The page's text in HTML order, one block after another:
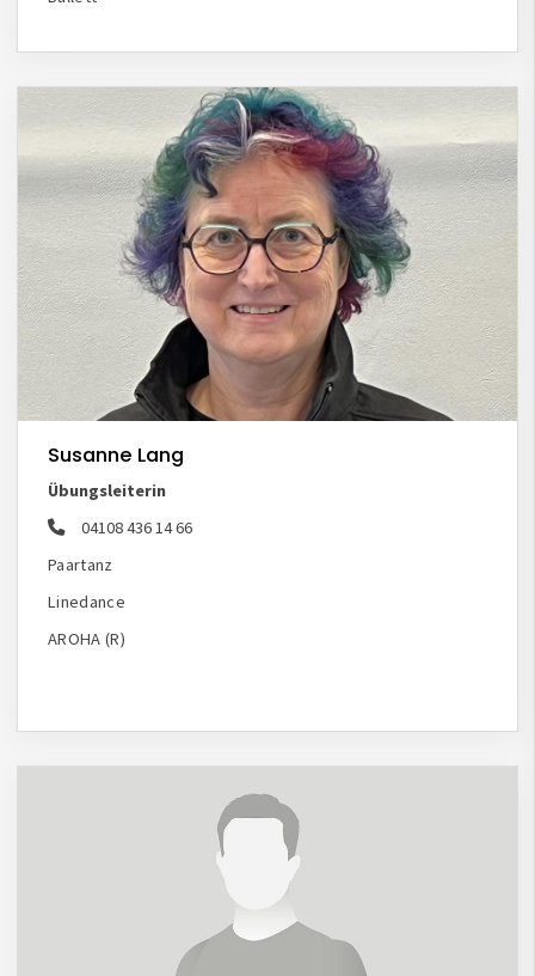
Susanne Lang
Übungsleiterin
04108 436 14 66
Paartanz
Linedance
AROHA (R)